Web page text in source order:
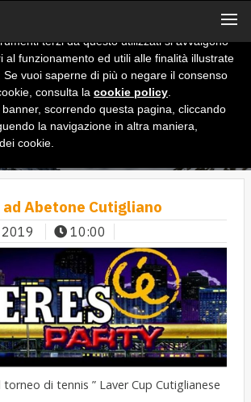
Abetone Cutigliano
10:00
di tennis ” Laver Cup Cutiglianese
x
terzi da questo utilizzati si avvalgono
al funzionamento ed utili alle finalità illustrate
Se vuoi saperne di più o negare il consenso
consulta la cookie policy
scorrendo questa pagina, cliccando
la navigazione in altra maniera,
cookie.